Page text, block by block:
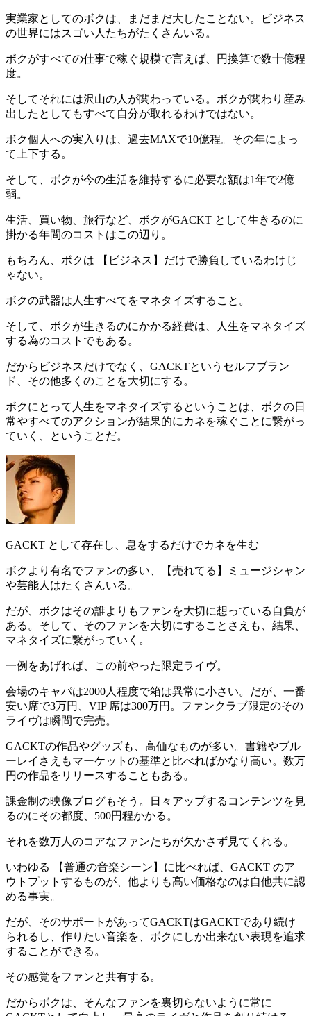
実業家としてのボクは、まだまだ大したことない。ビジネス
の世界にはスゴい人たちがたくさんいる。
ボクがすべての仕事で稼ぐ規模で言えば、円換算で数十億程
度。
そしてそれには沢山の人が関わっている。ボクが関わり産み
出したとしてもすべて自分が取れるわけではない。
ボク個人への実入りは、過去MAXで10億程。その年によっ
て上下する。
そして、ボクが今の生活を維持するに必要な額は1年で2億
弱。
生活、買い物、旅行など、ボクがGACKT として生きるのに
掛かる年間のコストはこの辺り。
もちろん、ボクは 【ビジネス】だけで勝負しているわけじ
ゃない。
ボクの武器は 人生すべてをマネタイズすること 。
そして、ボクが生きるのにかかる経費は、人生をマネタイズ
する為のコストでもある。
だからビジネスだけでなく、GACKTというセルフブラン
ド、その他多くのことを大切にする。
ボクにとって人生をマネタイズするということは、 ボクの日
常やすべてのアクションが結果的にカネを稼ぐことに繋がっ
ていく
、ということだ。
GACKT として存在し、息をするだけでカネを生む
ボクより有名でファンの多い、【売れてる】ミュージシャン
や芸能人はたくさんいる。
だが、ボクはその誰よりもファンを大切に想っている自負が
ある 。そして、そのファンを大切にすることさえも、結果、
マネタイズに繋がっていく。
一例をあげれば、この前やった限定ライヴ。
会場のキャパは2000人程度で箱は異常に小さい。だが、一番
安い席で3万円 、VIP 席は300万円 。ファンクラブ限定のその
ライヴは瞬間で完売。
GACKTの作品やグッズも、高価なものが多い。書籍やブル
ーレイさえもマーケットの基準と比べればかなり高い。数万
円の作品をリリースすることもある。
課金制の映像ブログもそう。日々アップするコンテンツを見
るのにその都度、500円程かかる。
それを数万人のコアなファンたちが欠かさず見てくれる。
いわゆる 【普通の音楽シーン】に比べれば、GACKT のア
ウトプットするものが、他よりも高い価格なのは自他共に認
める事実。
だが、 そのサポートがあってGACKTはGACKTであり続け
られるし、作りたい音楽を、ボクにしか出来ない表現を追求
することができる 。
その感覚をファンと共有する。
だからボクは、そんなファンを裏切らないように常に